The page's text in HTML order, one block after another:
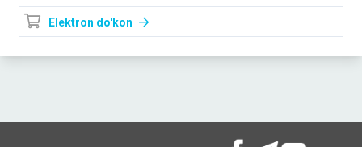
Elektron do'kon